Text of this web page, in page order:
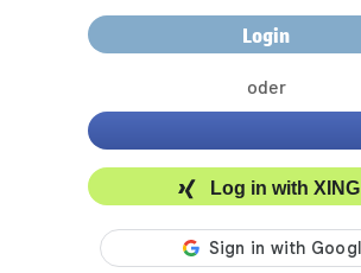
oder
Log in with XING